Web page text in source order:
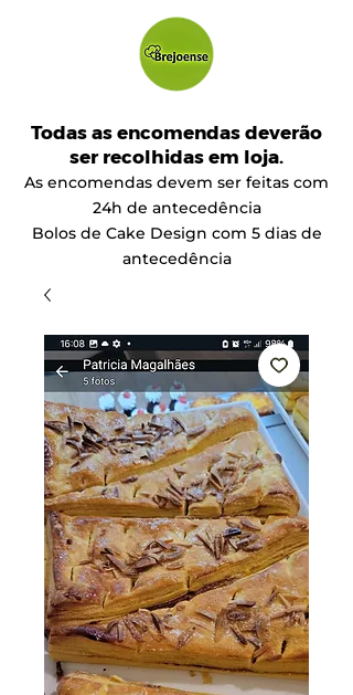
Todas as encomendas deverão
ser recolhidas em loja.
As encomendas devem ser feitas com
24h de antecedência
Bolos de Cake Design com 5 dias de
antecedência